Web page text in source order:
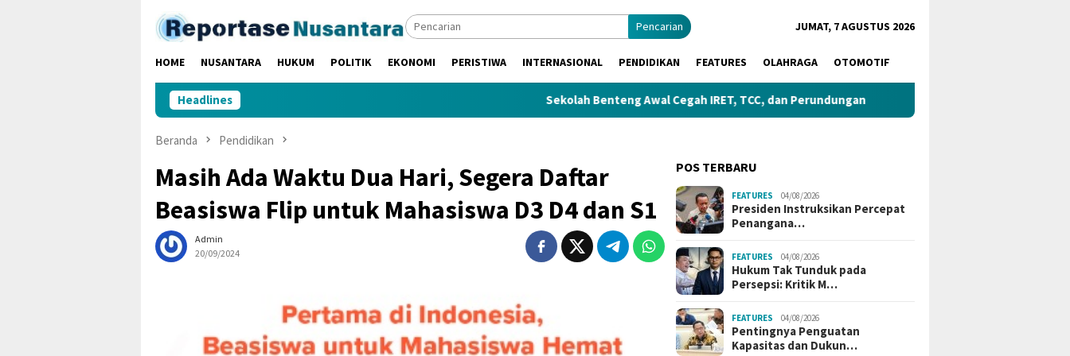
konten
Pencarian JUMAT, 7 AGUSTUS 2026
HOME NUSANTARA HUKUM POLITIK EKONOMI PERISTIWA INTERNASIONAL PENDIDIKAN FEATURES OLAHRAGA OTOMOTIF
Headlines Sekolah Benteng Awal Cegah IRET, TCC, dan Perundungan Gubernur Tinjau Lokasi Pembangunan
Beranda Pendidikan
Masih Ada Waktu Dua Hari, Segera Daftar
Beasiswa Flip untuk Mahasiswa D3 D4 dan S1
Admin
20/09/2024
POS TERBARU
FEATURES 04/08/2026
Presiden Instruksikan Percepat
Penangana…
FEATURES 04/08/2026
Hukum Tak Tunduk pada
Persepsi: Kritik M…
FEATURES 04/08/2026
Pentingnya Penguatan
Kapasitas dan Dukun…